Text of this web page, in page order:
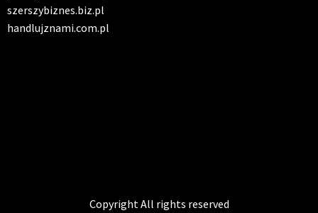
szerszybiznes.biz.pl
handlujznami.com.pl
Copyright All rights reserved